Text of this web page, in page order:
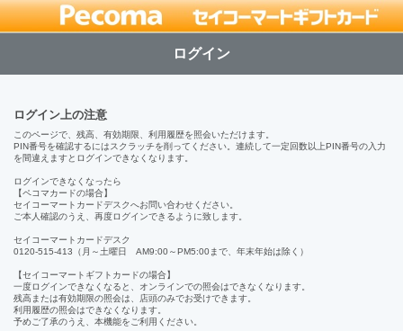
ログイン
ログイン上の注意
このページで、残高、有効期限、利用履歴を照会いただけます。
PIN番号を確認するにはスクラッチを削ってください。連続して一定回数以上PIN番号の入力
を間違えますとログインできなくなります。
ログインできなくなったら
【ペコマカードの場合】
セイコーマートカードデスクへお問い合わせください。
ご本人確認のうえ、再度ログインできるように致します。
セイコーマートカードデスク
0120-515-413（月～土曜日 AM9:00～PM5:00まで、年末年始は除く）
【セイコーマートギフトカードの場合】
一度ログインできなくなると、オンラインでの照会はできなくなります。
残高または有効期限の照会は、店頭のみでお受けできます。
利用履歴の照会はできなくなります。
予めご了承のうえ、本機能をご利用ください。